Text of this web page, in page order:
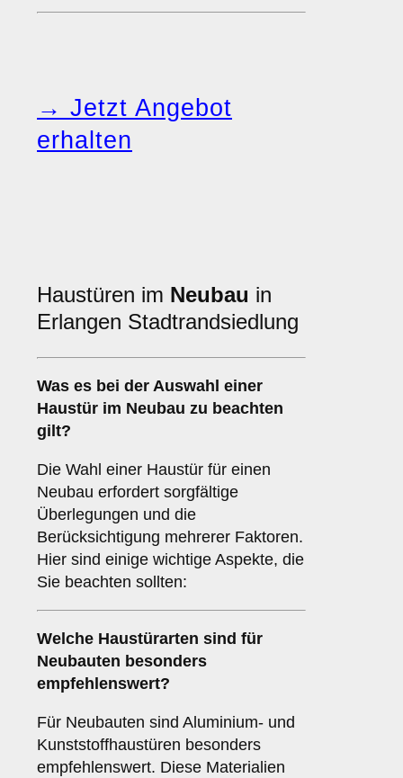
→ Jetzt Angebot
erhalten
Haustüren im Neubau in
Erlangen Stadtrandsiedlung
Was es bei der Auswahl einer
Haustür im Neubau zu beachten
gilt?
Die Wahl einer Haustür für einen
Neubau erfordert sorgfältige
Überlegungen und die
Berücksichtigung mehrerer Faktoren.
Hier sind einige wichtige Aspekte, die
Sie beachten sollten:
Welche Haustürarten sind für
Neubauten besonders
empfehlenswert?
Für Neubauten sind Aluminium- und
Kunststoffhaustüren besonders
empfehlenswert. Diese Materialien